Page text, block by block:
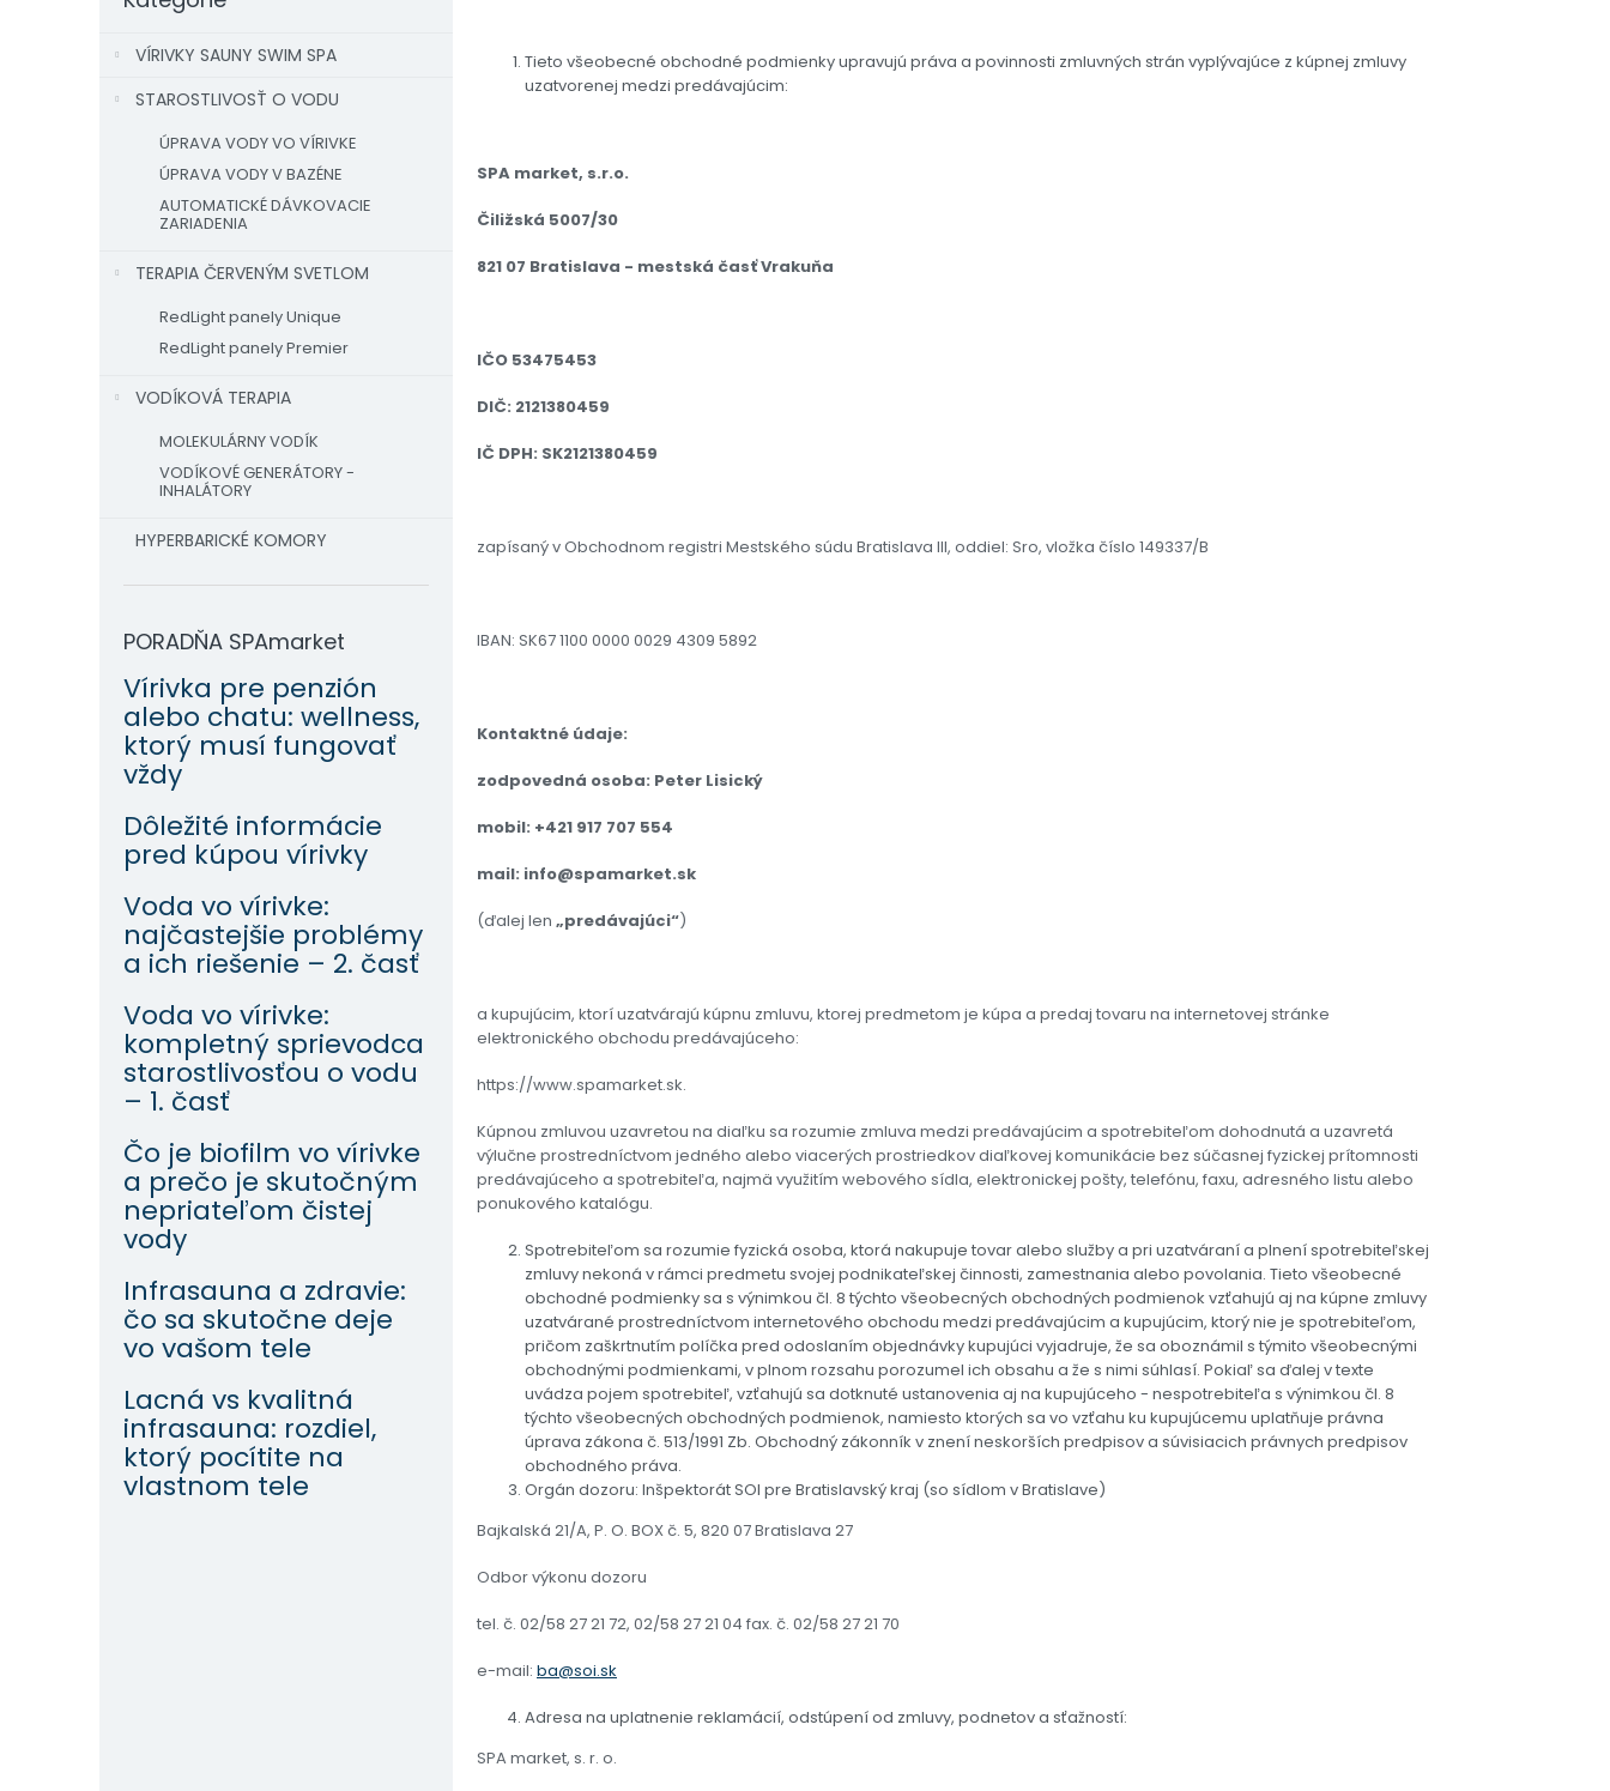
VÍRIVKY SAUNY SWIM SPA
STAROSTLIVOSŤ O VODU
ÚPRAVA VODY VO VÍRIVKE
ÚPRAVA VODY V BAZÉNE
AUTOMATICKÉ DÁVKOVACIE
ZARIADENIA
TERAPIA ČERVENÝM SVETLOM
RedLight panely Unique
RedLight panely Premier
VODÍKOVÁ TERAPIA
MOLEKULÁRNY VODÍK
VODÍKOVÉ GENERÁTORY -
INHALÁTORY
HYPERBARICKÉ KOMORY
PORADŇA SPAmarket
Vírivka pre penzión
alebo chatu: wellness,
ktorý musí fungovať
vždy
Dôležité informácie
pred kúpou vírivky
Voda vo vírivke:
najčastejšie problémy
a ich riešenie – 2. časť
Voda vo vírivke:
kompletný sprievodca
starostlivosťou o vodu
– 1. časť
Čo je biofilm vo vírivke
a prečo je skutočným
nepriateľom čistej
vody
Infrasauna a zdravie:
čo sa skutočne deje
vo vašom tele
Lacná vs kvalitná
infrasauna: rozdiel,
ktorý pocítite na
vlastnom tele
Tieto všeobecné obchodné podmienky upravujú práva a povinnosti zmluvných strán vyplývajúce z kúpnej zmluvy
uzatvorenej medzi predávajúcim:
SPA market, s.r.o.
Čiližská 5007/30
821 07 Bratislava - mestská časť Vrakuňa
IČO 53475453
DIČ: 2121380459
IČ DPH: SK2121380459
zapísaný v Obchodnom registri Mestského súdu Bratislava III, oddiel: Sro, vložka číslo 149337/B
IBAN: SK67 1100 0000 0029 4309 5892
Kontaktné údaje:
zodpovedná osoba: Peter Lisický
mobil: +421 917 707 554
mail: info@spamarket.sk
(ďalej len „predávajúci“)
a kupujúcim, ktorí uzatvárajú kúpnu zmluvu, ktorej predmetom je kúpa a predaj tovaru na internetovej stránke
elektronického obchodu predávajúceho:
https://www.spamarket.sk.
Kúpnou zmluvou uzavretou na diaľku sa rozumie zmluva medzi predávajúcim a spotrebiteľom dohodnutá a uzavretá
výlučne prostredníctvom jedného alebo viacerých prostriedkov diaľkovej komunikácie bez súčasnej fyzickej prítomnosti
predávajúceho a spotrebiteľa, najmä využitím webového sídla, elektronickej pošty, telefónu, faxu, adresného listu alebo
ponukového katalógu.
Spotrebiteľom sa rozumie fyzická osoba, ktorá nakupuje tovar alebo služby a pri uzatváraní a plnení spotrebiteľskej
zmluvy nekoná v rámci predmetu svojej podnikateľskej činnosti, zamestnania alebo povolania. Tieto všeobecné
obchodné podmienky sa s výnimkou čl. 8 týchto všeobecných obchodných podmienok vzťahujú aj na kúpne zmluvy
uzatvárané prostredníctvom internetového obchodu medzi predávajúcim a kupujúcim, ktorý nie je spotrebiteľom,
pričom zaškrtnutím políčka pred odoslaním objednávky kupujúci vyjadruje, že sa oboznámil s týmito všeobecnými
obchodnými podmienkami, v plnom rozsahu porozumel ich obsahu a že s nimi súhlasí. Pokiaľ sa ďalej v texte
uvádza pojem spotrebiteľ, vzťahujú sa dotknuté ustanovenia aj na kupujúceho - nespotrebiteľa s výnimkou čl. 8
týchto všeobecných obchodných podmienok, namiesto ktorých sa vo vzťahu ku kupujúcemu uplatňuje právna
úprava zákona č. 513/1991 Zb. Obchodný zákonník v znení neskorších predpisov a súvisiacich právnych predpisov
obchodného práva.
Orgán dozoru: Inšpektorát SOI pre Bratislavský kraj (so sídlom v Bratislave)
Bajkalská 21/A, P. O. BOX č. 5, 820 07 Bratislava 27
Odbor výkonu dozoru
tel. č. 02/58 27 21 72, 02/58 27 21 04 fax. č. 02/58 27 21 70
e-mail: ba@soi.sk
Adresa na uplatnenie reklamácií, odstúpení od zmluvy, podnetov a sťažností:
SPA market, s. r. o.